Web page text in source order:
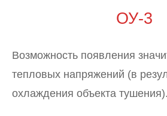
ОУ-3
Возможность появления
тепловых напряжений (в
охлаждения объекта тушения).